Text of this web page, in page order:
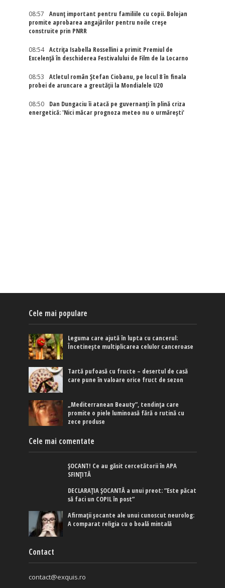
08:57
Anunț important pentru familiile cu copii. Bolojan
promite aprobarea angajărilor pentru noile creșe
construite prin PNRR
08:54
Actriţa Isabella Rossellini a primit Premiul de
Excelenţă în deschiderea Festivalului de Film de la Locarno
08:53
Atletul român Ștefan Ciobanu, pe locul 8 în finala
probei de aruncare a greutății la Mondialele U20
08:50
Dan Dungaciu îi atacă pe guvernanți în plină criza
energetică: 'Nici măcar prognoza meteo nu o urmărești'
Cele mai populare
Leguma care ajută în lupta cu cancerul:
Încetinește multiplicarea celulor canceroase
Tartă pufoasă cu fructe – desertul de casă
care pune în valoare orice fruct de sezon
„Mediterranean Beauty”, tendința care
promite o piele luminoasă fără o rutină cu
zece produse
Cele mai comentate
ȘOCANT! Ce au găsit cercetătorii în APA
SFINȚITĂ
DECLARAȚIA ȘOCANTĂ a unui preot: ”Este păcat
să faci un COPIL în post”
Afirmaţii şocante ale unui cunoscut neurolog:
A comparat religia cu o boală mintală
Contact
contact@exquis.ro